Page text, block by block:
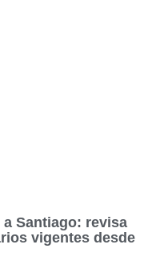
Santiago: revisa
vigentes desde